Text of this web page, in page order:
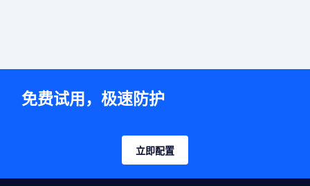
免费试用，极速防护
立即配置